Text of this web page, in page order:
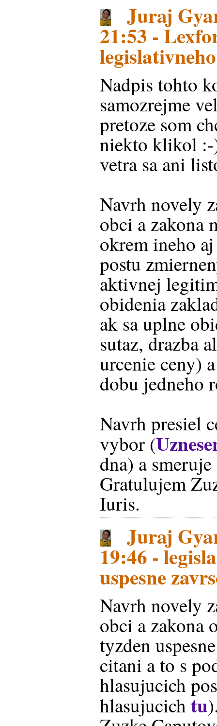
Juraj
21:53 -
Nadpis tohto
samozrejme
pretoze som
niekto klikol :-
vetra sa ani
Navrh novely
obci a zakona
okrem ineho
postu
aktivnej
obidenia
ak sa uplne
sutaz, drazba
urcenie ceny)
dobu jedneho
Navrh presiel
vybor (
dna) a
Gratulujem
Iuris.
Juraj
19:46 -
uspesne
Navrh novely
obci a zakona
tyzden
citani a to s
hlasujucich
hlasujucichtu